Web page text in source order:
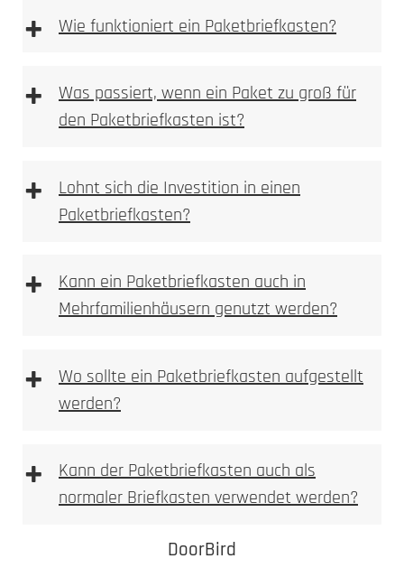
Materialoberfläche gezielt verändert
Anlassmarkierung oder Oxidation
keine Vertiefung im Material
Piktogramme
materialschonend, da keine Substanzabtragung
Typische Einsatzbereiche:
Vertiefung
sehr hohe mechanische Beständigkeit
+ Wie funktioniert ein Paketbriefkasten?
+
Was passiert, wenn ein Paket zu groß für
den Paketbriefkasten ist?
+
Lohnt sich die Investition in einen
Paketbriefkasten?
+
Kann ein Paketbriefkasten auch in
Mehrfamilienhäusern genutzt werden?
+
Wo sollte ein Paketbriefkasten aufgestellt
werden?
+
Kann der Paketbriefkasten auch als
normaler Briefkasten verwendet werden?
DoorBird